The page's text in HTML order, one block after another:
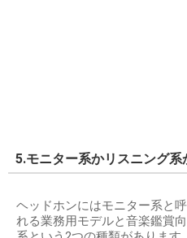
5.モニター系かリスニング系
ヘッドホンにはモニター系と
れる業務用モデルと音楽鑑賞